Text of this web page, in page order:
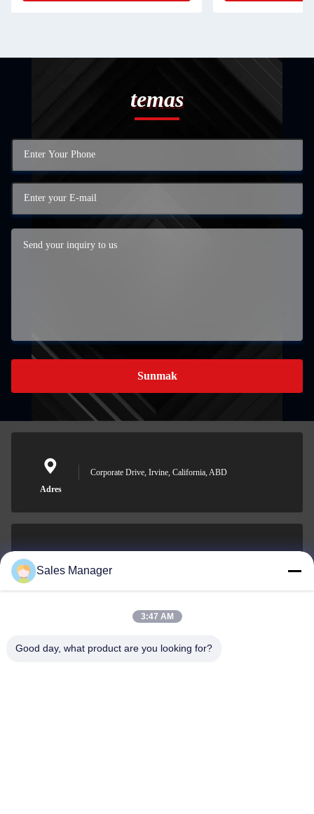
temas
Sunmak
Adres
Corporate Drive, Irvine, California, ABD
001-512-7443871
Sales Manager
3:47 AM
Good day, what product are you looking for?